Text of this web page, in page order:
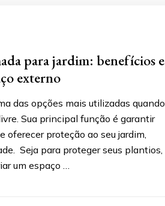
para jardim: benefícios e
externo
das opções mais utilizadas quando
Sua principal função é garantir
oferecer proteção ao seu jardim,
Seja para proteger seus plantios,
um espaço …